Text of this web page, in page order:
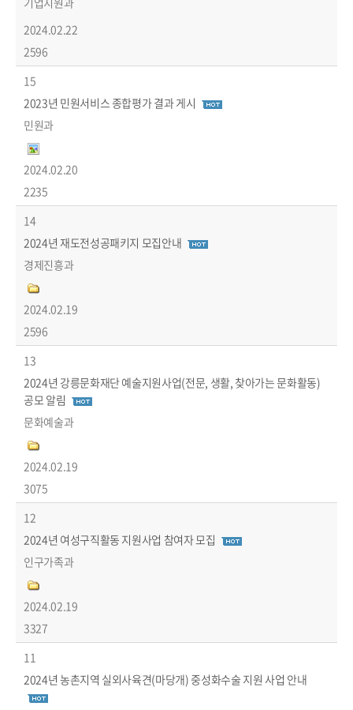
2024.02.22
2596
15
2023년 민원서비스 종합평가 결과 게시
민원과
2024.02.20
2235
14
2024년 재도전성공패키지 모집안내
경제진흥과
2024.02.19
2596
13
2024년 강릉문화재단 예술지원사업(전문, 생활, 찾아가는 문화활동)
공모 알림
문화예술과
2024.02.19
3075
12
2024년 여성구직활동 지원사업 참여자 모집
인구가족과
2024.02.19
3327
11
2024년 농촌지역 실외사육견(마당개) 중성화수술 지원 사업 안내